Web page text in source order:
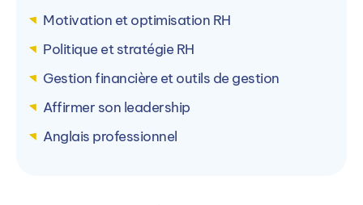
Motivation et optimisation RH
Politique et stratégie RH
Gestion financière et outils de gestion
Affirmer son leadership
Anglais professionnel